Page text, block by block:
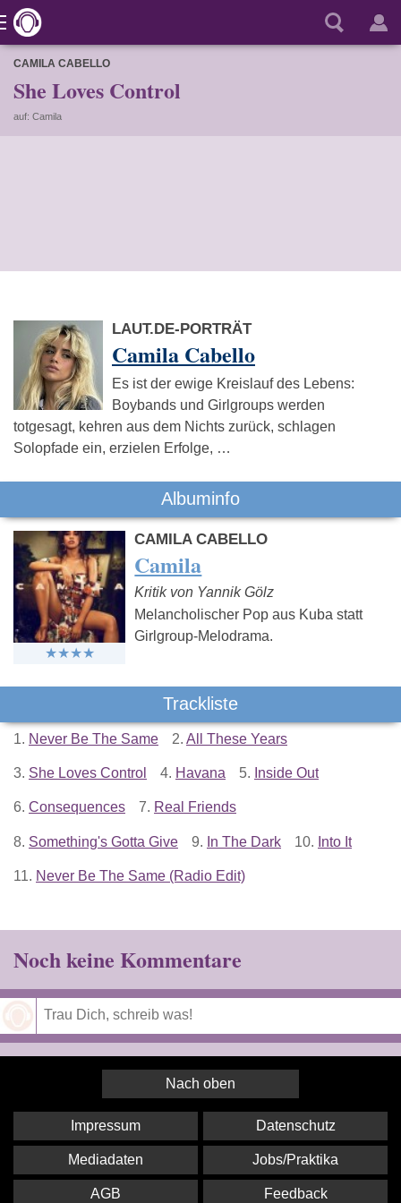
CAMILA CABELLO
She Loves Control
auf: Camila
LAUT.DE-PORTRÄT
Camila Cabello
Es ist der ewige Kreislauf des Lebens:
Boybands und Girlgroups werden
totgesagt, kehren aus dem Nichts zurück, schlagen
Solopfade ein, erzielen Erfolge, …
Albuminfo
CAMILA CABELLO
Camila
Kritik von Yannik Gölz
Melancholischer Pop aus Kuba statt
Girlgroup-Melodrama.
Trackliste
1. Never Be The Same 2. All These Years
3. She Loves Control 4. Havana 5. Inside Out
6. Consequences 7. Real Friends
8. Something's Gotta Give 9. In The Dark 10. Into It
11. Never Be The Same (Radio Edit)
Noch keine Kommentare
Nach oben
Impressum Datenschutz
Mediadaten Jobs/Praktika
AGB Feedback